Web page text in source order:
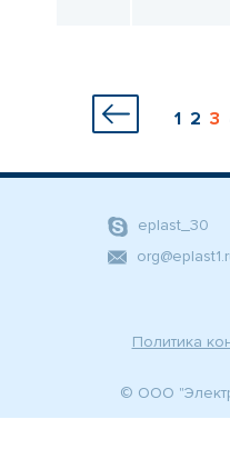
1 2 3
Политика
eplast_30
© ООО